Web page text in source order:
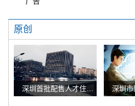
原创